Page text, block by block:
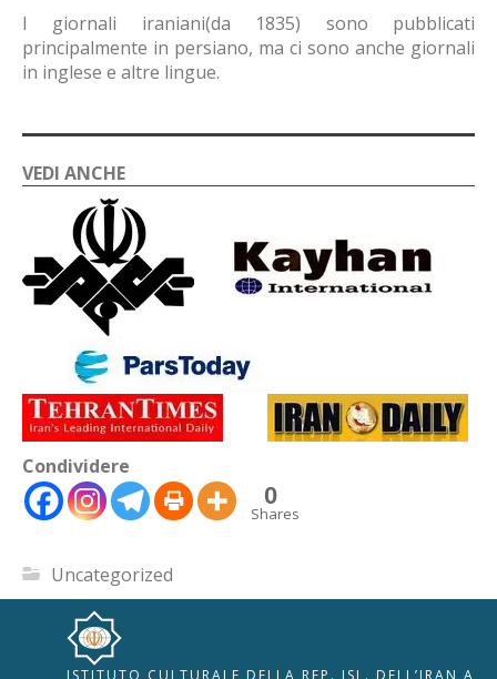
I giornali iraniani(da 1835) sono pubblicati
principalmente in persiano, ma ci sono anche giornali
in inglese e altre lingue.
VEDI ANCHE
Condividere
0
Shares
Uncategorized
ISTITUTO CULTURALE DELLA REP. ISL. DELL’IRAN A